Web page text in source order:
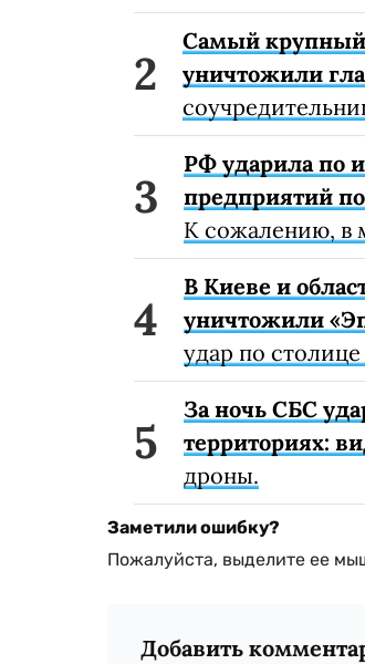
Самый крупный
уничтожили
РФ ударила по
предприятий
К сожалению, в
В Киеве и
уничтожили
удар по
За ночь СБС
территориях:
дроны.
Заметили ошибку?
Пожалуйста, выделите ее
Добавить